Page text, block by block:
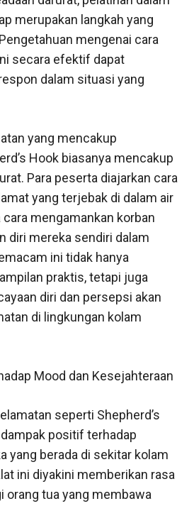
merupakan langkah yang
mengenai cara
secara efektif dapat
dalam situasi yang
yang mencakup
Hook biasanya mencakup
Para peserta diajarkan cara
yang terjebak di dalam air
mengamankan korban
diri mereka sendiri dalam
ini tidak hanya
praktis, tetapi juga
diri dan persepsi akan
di lingkungan kolam
Mood dan Kesejahteraan
seperti Shepherd’s
positif terhadap
yang berada di sekitar kolam
ini diyakini memberikan rasa
orang tua yang membawa